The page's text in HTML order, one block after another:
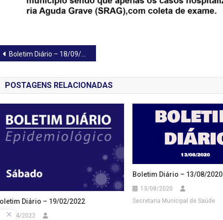
Boletim Diário – 18/09/2020
POSTAGENS RELACIONADAS
Diário – 19/02/2022
09/04/2022
Boletim Diário – 13/08/2020
13/08/2020
Secretaria Municipal de Saúde